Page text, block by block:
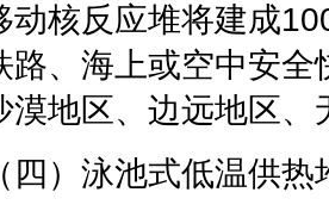
反应堆将建成100
路、海上或空中安
漠地区、边远地区、
（四）泳池式低温供热